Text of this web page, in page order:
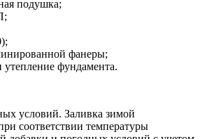
подушка;
фанеры;
утепление фундамента.
условий. Заливка зимой
соответствии температуры